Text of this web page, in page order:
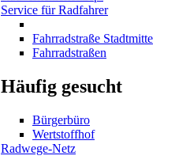
Service für Radfahrer
Fahrradstraße Stadtmitte
Fahrradstraßen
Häufig gesucht
Bürgerbüro
Wertstoffhof
Radwege-Netz